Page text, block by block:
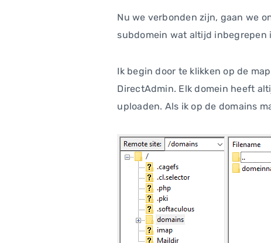
Nu we verbonden zijn, gaan we
subdomein wat altijd inbegrepen
Ik begin door te klikken op de
DirectAdmin. Elk domein heeft
uploaden. Als ik op de domains